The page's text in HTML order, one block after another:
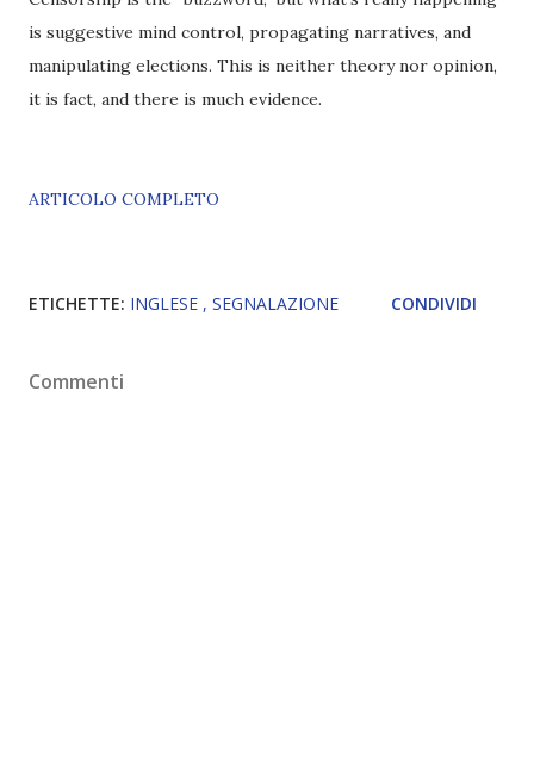
is suggestive mind control, propagating narratives, and
manipulating elections. This is neither theory nor opinion,
it is fact, and there is much evidence.
ARTICOLO COMPLETO
ETICHETTE: INGLESE SEGNALAZIONE CONDIVIDI
Commenti